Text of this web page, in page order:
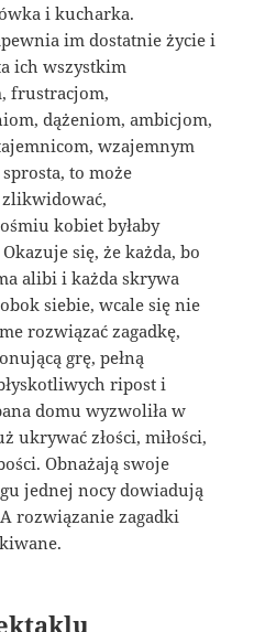
i kucharka.
im dostatnie życie i
ich wszystkim
frustracjom,
dążeniom, ambicjom,
wzajemnym
to może
zlikwidować,
kobiet byłaby
się, że każda, bo
alibi i każda skrywa
siebie, wcale się nie
rozwiązać zagadkę,
grę, pełną
ripost i
domu wyzwoliła w
ukrywać złości, miłości,
Obnażają swoje
jednej nocy dowiadują
rozwiązanie zagadki